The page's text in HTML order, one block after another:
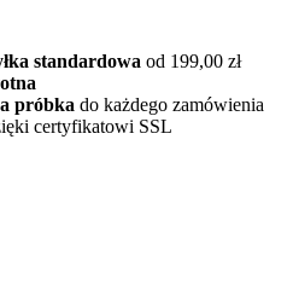
standardowa od 199,00 zł
próbka do każdego zamówienia
certyfikatowi SSL